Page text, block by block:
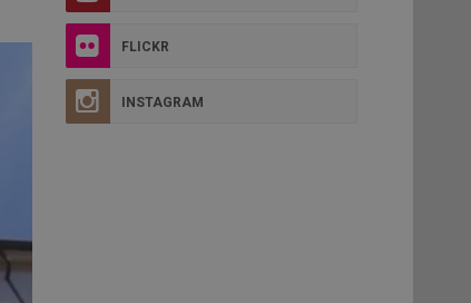
FLICKR
INSTAGRAM